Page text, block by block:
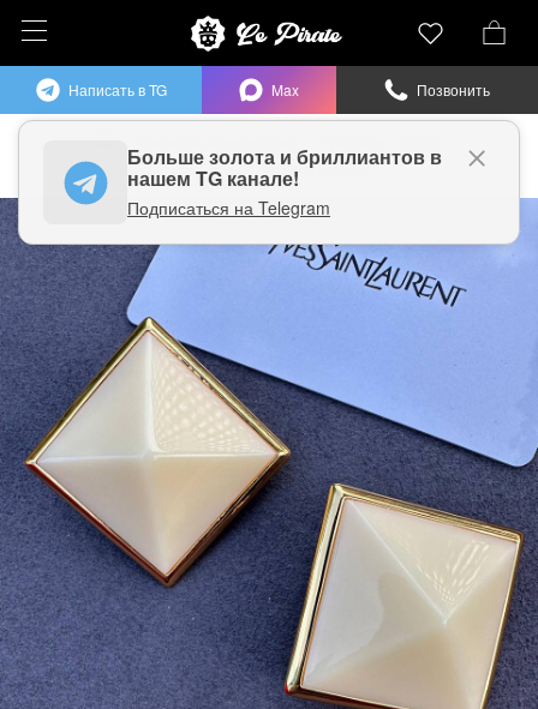
Клипсы Yves Saint Laurent
Написать в TG Max Позвонить
Большезолота и бриллиантов в
нашем TG канале!
Подписаться на Telegram